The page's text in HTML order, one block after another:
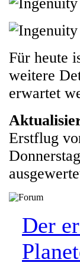
Für heute
weitere
erwartet
Erstflug
Der